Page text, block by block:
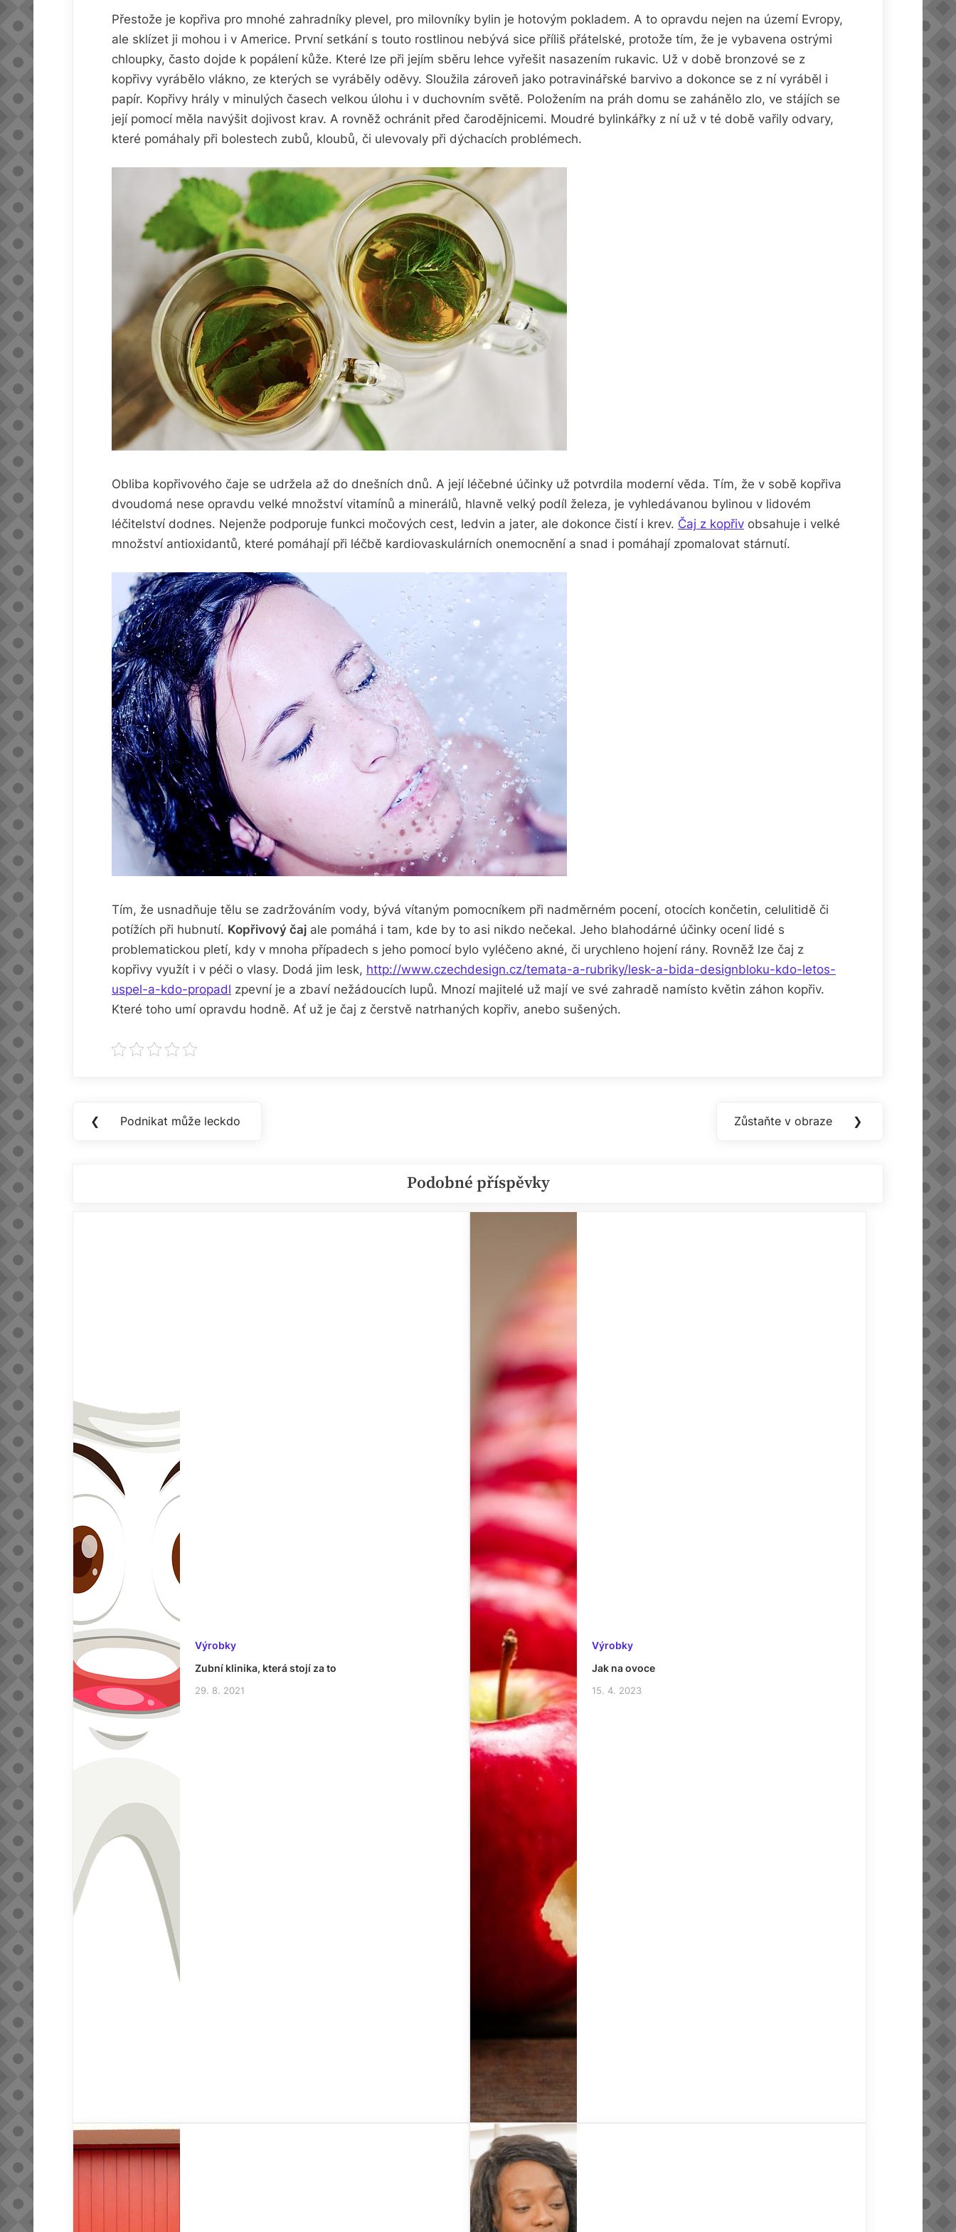
Přestože je kopřiva pro mnohé zahradníky plevel, pro milovníky bylin je hotovým pokladem. A to opravdu nejen na území Evropy,
ale sklízet ji mohou i v Americe. První setkání s touto rostlinou nebývá sice příliš přátelské, protože tím, že je vybavena ostrými
chloupky, často dojde k popálení kůže. Které lze při jejím sběru lehce vyřešit nasazením rukavic. Už v době bronzové se z
kopřivy vyrábělo vlákno, ze kterých se vyráběly oděvy. Sloužila zároveň jako potravinářské barvivo a dokonce se z ní vyráběl i
papír. Kopřivy hrály v minulých časech velkou úlohu i v duchovním světě. Položením na práh domu se zahánělo zlo, ve stájích se
její pomocí měla navýšit dojivost krav. A rovněž ochránit před čarodějnicemi. Moudré bylinkářky z ní už v té době vařily odvary,
které pomáhaly při bolestech zubů, kloubů, či ulevovaly při dýchacích problémech.
Obliba kopřivového čaje se udržela až do dnešních dnů. A její léčebné účinky už potvrdila moderní věda. Tím, že v sobě kopřiva
dvoudomá nese opravdu velké množství vitamínů a minerálů, hlavně velký podíl železa, je vyhledávanou bylinou v lidovém
léčitelství dodnes. Nejenže podporuje funkci močových cest, ledvin a jater, ale dokonce čistí i krev. Čaj z kopřiv obsahuje i velké
množství antioxidantů, které pomáhají při léčbě kardiovaskulárních onemocnění a snad i pomáhají zpomalovat stárnutí.
Tím, že usnadňuje tělu se zadržováním vody, bývá vítaným pomocníkem při nadměrném pocení, otocích končetin, celulitidě či
potížích při hubnutí. Kopřivový čaj ale pomáhá i tam, kde by to asi nikdo nečekal. Jeho blahodárné účinky ocení lidé s
problematickou pletí, kdy v mnoha případech s jeho pomocí bylo vyléčeno akné, či urychleno hojení rány. Rovněž lze čaj z
kopřivy využít i v péči o vlasy. Dodá jim lesk, http://www.czechdesign.cz/temata-a-rubriky/lesk-a-bida-designbloku-kdo-letos-
uspel-a-kdo-propadl zpevní je a zbaví nežádoucích lupů. Mnozí majitelé už mají ve své zahradě namísto květin záhon kopřiv.
Které toho umí opravdu hodně. Ať už je čaj z čerstvě natrhaných kopřiv, anebo sušených.
Navigace
❮
Previous
Podnikat může leckdo
Next
Zůstaňte v obraze ❯
Podobné příspěvky
Výrobky
Zubní klinika, která stojí za to
29. 8. 2021
Výrobky
Jak na ovoce
15. 4. 2023